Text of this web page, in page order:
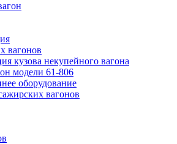
вагонов
кузова некупейного вагона
модели 61-806
оборудование
вагонов